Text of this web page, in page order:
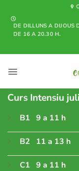
content
DE DILLUNS A
DE 16 A 20.30 H.
Curs Intensiu
B1 9 a 11 h
B2 11 a
C1 9 a 11 h